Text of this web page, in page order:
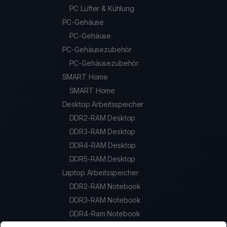
PC Lüfter & Kühlung
PC-Gehäuse
PC-Gehäuse
PC-Gehäusezubehör
PC-Gehäusezubehör
SMART Home
SMART Home
Desktop Arbeitsspeicher
DDR2-RAM Desktop
DDR3-RAM Desktop
DDR4-RAM Desktop
DDR5-RAM Desktop
Laptop Arbeitsspeicher
DDR2-RAM Notebook
DDR3-RAM Notebook
DDR4-Ram Notebook